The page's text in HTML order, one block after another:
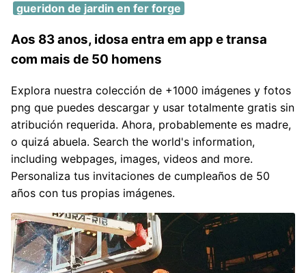
gueridon de jardin en fer forge
Aos 83 anos, idosa entra em app e transa
com mais de 50 homens
Explora nuestra colección de +1000 imágenes y fotos
png que puedes descargar y usar totalmente gratis sin
atribución requerida. Ahora, probablemente es madre,
o quizá abuela. Search the world's information,
including webpages, images, videos and more.
Personaliza tus invitaciones de cumpleaños de 50
años con tus propias imágenes.